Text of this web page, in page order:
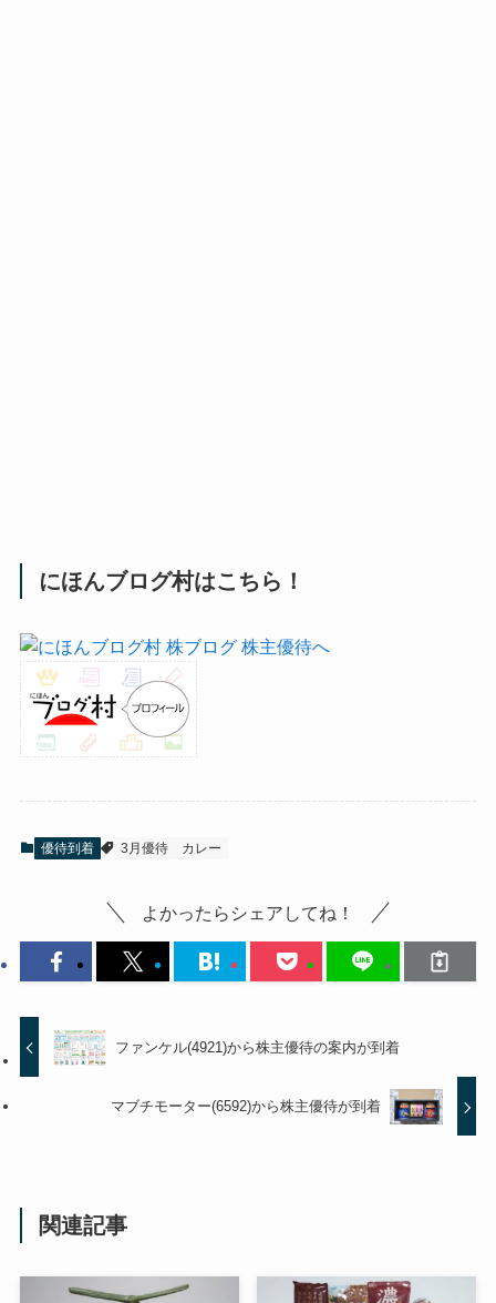
にほんブログ村はこちら！
優待到着 3月優待 カレー
よかったらシェアしてね！
ファンケル(4921)から株主優待の案内が到着
マブチモーター(6592)から株主優待が到着
関連記事